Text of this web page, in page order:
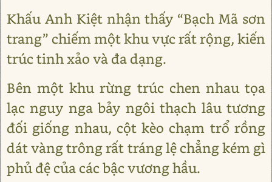
Khấu Anh Kiệt nhận thấy “Bạch Mã sơn
trang” chiếm một khu vực rất rộng, kiến
trúc tinh xảo và đa dạng.
Bên một khu rừng trúc chen nhau tọa
lạc nguy nga bảy ngôi thạch lâu tương
đối giống nhau, cột kèo chạm trổ rồng
dát vàng trông rất tráng lệ chẳng kém gì
phủ đệ của các bậc vương hầu.